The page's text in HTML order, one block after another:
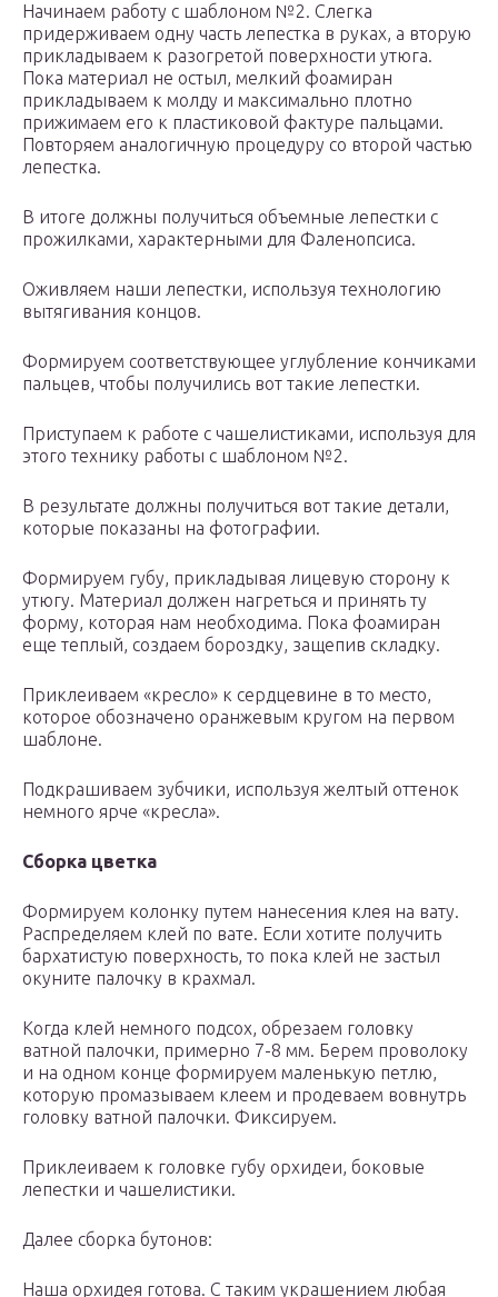
Начинаем работу с шаблоном №2. Слегка
придерживаем одну часть лепестка в руках, а вторую
прикладываем к разогретой поверхности утюга.
Пока материал не остыл, мелкий фоамиран
прикладываем к молду и максимально плотно
прижимаем его к пластиковой фактуре пальцами.
Повторяем аналогичную процедуру со второй частью
лепестка.
В итоге должны получиться объемные лепестки с
прожилками, характерными для Фаленопсиса.
Оживляем наши лепестки, используя технологию
вытягивания концов.
Формируем соответствующее углубление кончиками
пальцев, чтобы получились вот такие лепестки.
Приступаем к работе с чашелистиками, используя для
этого технику работы с шаблоном №2.
В результате должны получиться вот такие детали,
которые показаны на фотографии.
Формируем губу, прикладывая лицевую сторону к
утюгу. Материал должен нагреться и принять ту
форму, которая нам необходима. Пока фоамиран
еще теплый, создаем бороздку, защепив складку.
Приклеиваем «кресло» к сердцевине в то место,
которое обозначено оранжевым кругом на первом
шаблоне.
Подкрашиваем зубчики, используя желтый оттенок
немного ярче «кресла».
Сборка цветка
Формируем колонку путем нанесения клея на вату.
Распределяем клей по вате. Если хотите получить
бархатистую поверхность, то пока клей не застыл
окуните палочку в крахмал.
Когда клей немного подсох, обрезаем головку
ватной палочки, примерно 7-8 мм. Берем проволоку
и на одном конце формируем маленькую петлю,
которую промазываем клеем и продеваем вовнутрь
головку ватной палочки. Фиксируем.
Приклеиваем к головке губу орхидеи, боковые
лепестки и чашелистики.
Далее сборка бутонов:
Наша орхидея готова. С таким украшением любая